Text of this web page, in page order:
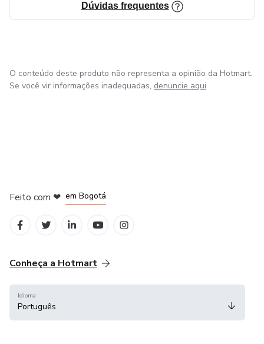
Dúvidas frequentes
O conteúdo deste produto não representa a opinião da Hotmart.
Se você vir informações inadequadas, denuncie aqui
Feito com ❤ em Bogotá
Conheça a Hotmart
Idioma
Português